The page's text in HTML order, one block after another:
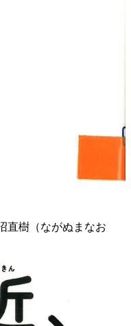
直樹（ながぬまなお